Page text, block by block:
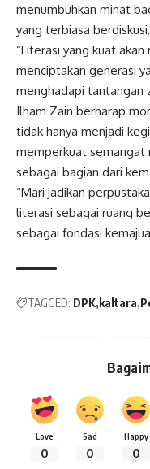
menumbuhkan minat
yang terbiasa
“Literasi yang kuat
menciptakan generasi
menghadapi tantangan
Ilham Zain berharap
tidak hanya menjadi
memperkuat semangat
sebagai bagian dari
“Mari jadikan
literasi sebagai ruang
sebagai fondasi
TAGGED: DPK kaltara
Love
0
Sad
0
Happy
0